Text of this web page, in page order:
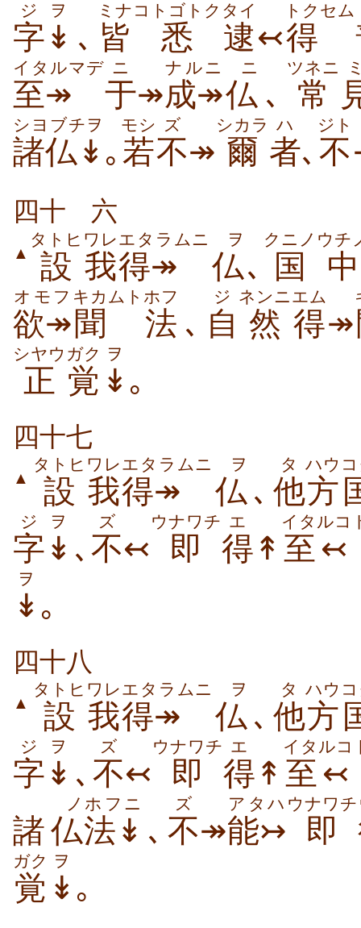
字
ジ
↡
ヲ
､ 皆
ミナ
悉
コトゴトク
逮
タイ
↢得
トクセム
至↠
イタルマデ
于
ニ
↠成↠
ナルニ
仏
ニ
､ 常
ツネニ
諸仏↡
シヨブチヲ
｡ 若
モシ
不
ズ
↠ 爾
シカラ
者
ハ
､ 不
ジト
四十 六
▲ 設
タトヒ
我
ワレ
得↠
エタラムニ
仏
ヲ
､ 国
クニノ
中
ウチ
欲↠
オモフ
聞
キカムト
法
ホフ
､ 自
ジ
然
ネンニ
得
エム
↠
正
シヤウ
覚
ガク
↡
ヲ
｡
四十七
▲ 設
タトヒ
我
ワレ
得↠
エタラムニ
仏
ヲ
､ 他
タ
方
ハウ
字
ジ
↡
ヲ
､ 不
ズ
↢ 即
ウナワチ
得
エ
↟ 至
イタルコ
↡
ヲ
｡
四十八
▲ 設
タトヒ
我
ワレ
得↠
エタラムニ
仏
ヲ
､ 他
タ
方
ハウ
字
ジ
↡
ヲ
､ 不
ズ
↢ 即
ウナワチ
得
エ
↟ 至
イタルコ
諸仏
ノ
法↡
ホフニ
､ 不
ズ
↠能↣
アタハ
即
ウナワチ
覚
ガク
↡
ヲ
｡